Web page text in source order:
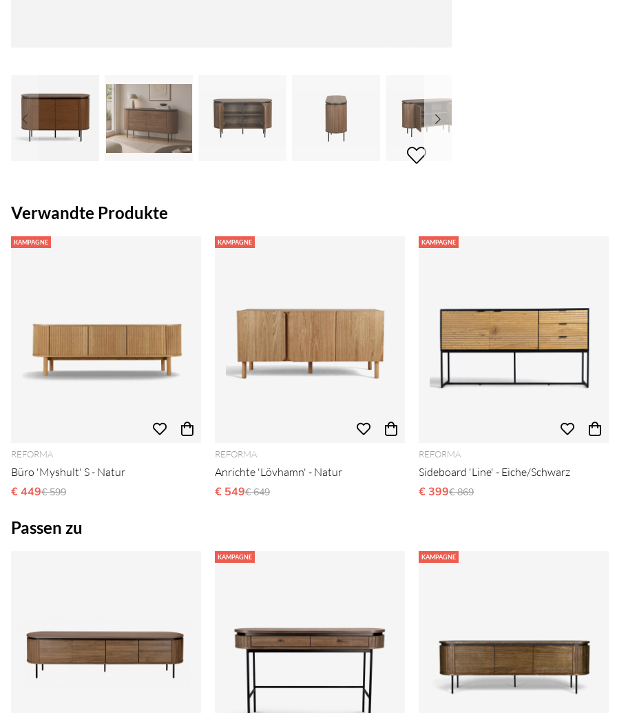
Verwandte Produkte
KAMPAGNE
REFORMA
Büro 'Myshult' S - Natur
€ 449Ordinarie pris:
€ 599
KAMPAGNE
REFORMA
Anrichte 'Lövhamn' - Natur
€ 549Ordinarie pris:
€ 649
KAMPAGNE
REFORMA
Sideboard 'Line' - Eiche/Schwarz
€ 399Ordinarie pris:
€ 869
Passen zu
KAMPAGNE KAMPAGNE